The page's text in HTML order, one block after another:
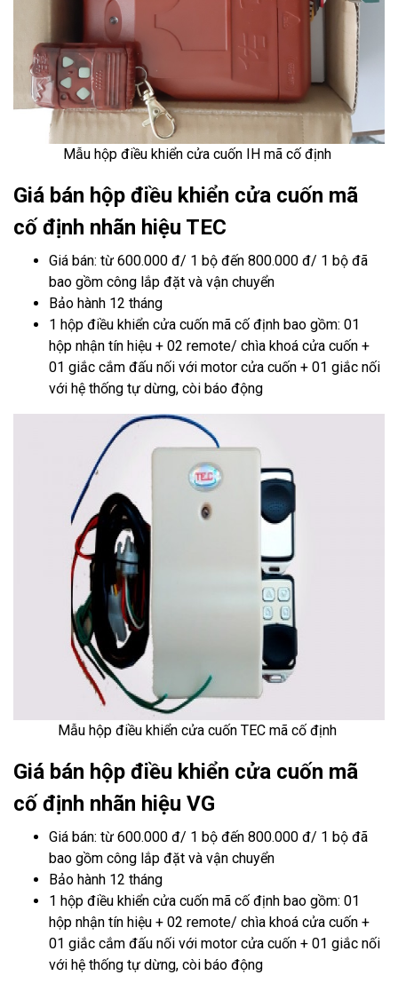
Mẫu hộp điều khiển cửa cuốn IH mã cố định
Giá bán hộp điều khiển cửa cuốn mã
cố định nhãn hiệu TEC
Giá bán: từ 600.000 đ/ 1 bộ đến 800.000 đ/ 1 bộ đã
bao gồm công lắp đặt và vận chuyển
Bảo hành 12 tháng
1 hộp điều khiển cửa cuốn mã cố định bao gồm: 01
hộp nhận tín hiệu + 02 remote/ chìa khoá cửa cuốn +
01 giắc cắm đấu nối với motor cửa cuốn + 01 giắc nối
với hệ thống tự dừng, còi báo động
Mẫu hộp điều khiển cửa cuốn TEC mã cố định
Giá bán hộp điều khiển cửa cuốn mã
cố định nhãn hiệu VG
Giá bán: từ 600.000 đ/ 1 bộ đến 800.000 đ/ 1 bộ đã
bao gồm công lắp đặt và vận chuyển
Bảo hành 12 tháng
1 hộp điều khiển cửa cuốn mã cố định bao gồm: 01
hộp nhận tín hiệu + 02 remote/ chìa khoá cửa cuốn +
01 giắc cắm đấu nối với motor cửa cuốn + 01 giắc nối
với hệ thống tự dừng, còi báo động